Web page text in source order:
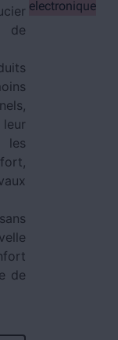
les
de